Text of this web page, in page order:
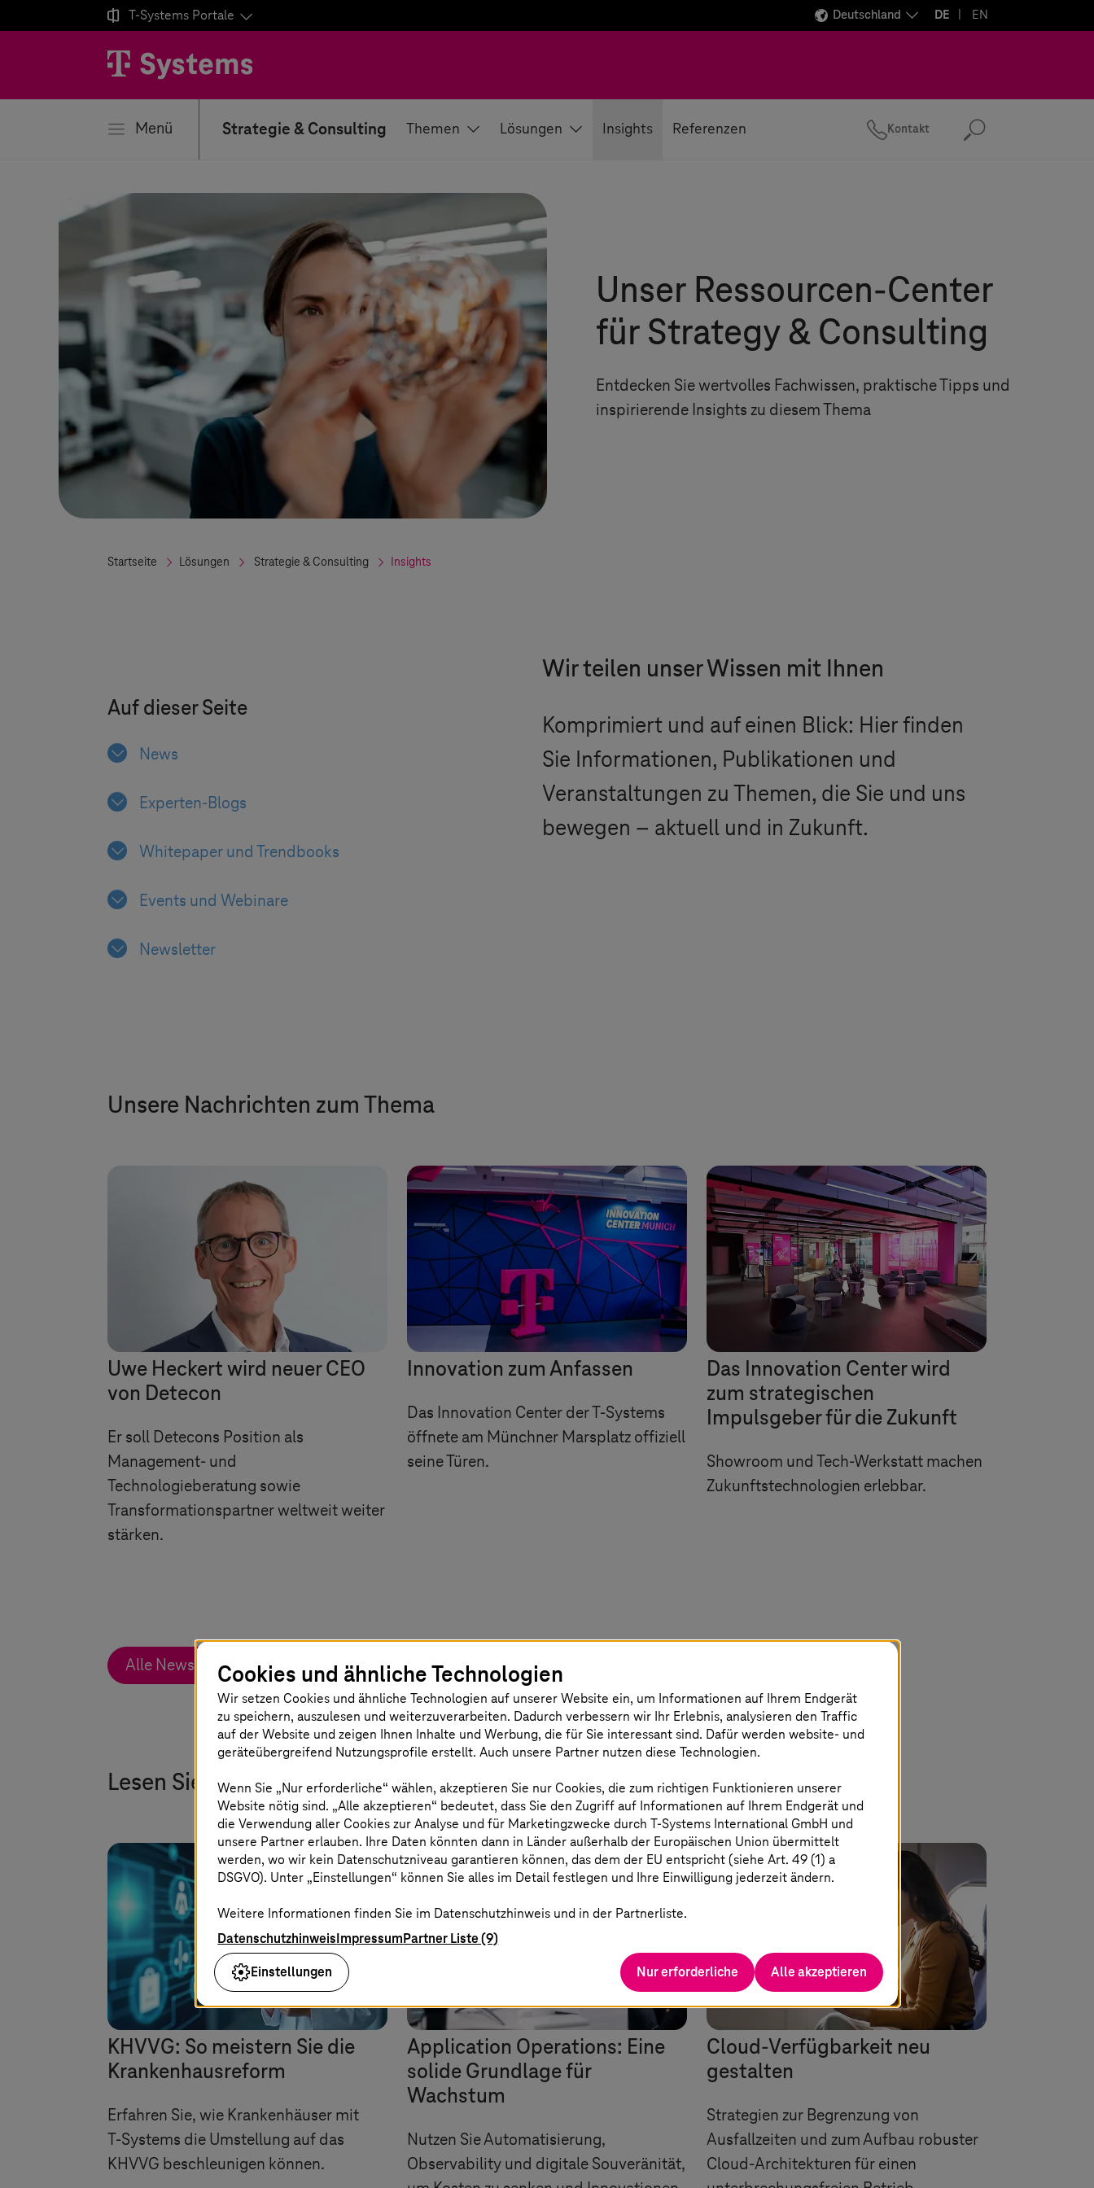
 T-Systems Portale Deutschland DE EN
Menü Strategie & Consulting Themen Lösungen Insights Referenzen Kontakt Suchen
Unser Ressourcen-Center
für Strategy & Consulting
Entdecken Sie wertvolles Fachwissen, praktische Tipps und
inspirierende Insights zu diesem Thema
Startseite Lösungen Strategie & Consulting Insights
Auf dieser Seite
News
Experten-Blogs
Whitepaper und Trendbooks
Events und Webinare
Newsletter
Wir teilen unser Wissen mit Ihnen
Komprimiert und auf einen Blick: Hier finden
Sie Informationen, Publikationen und
Veranstaltungen zu Themen, die Sie und uns
bewegen – aktuell und in Zukunft.
Unsere Nachrichten zum Thema
Uwe Heckert wird neuer CEO
von Detecon
Er soll Detecons Position als
Management- und
Technologieberatung sowie
Transformationspartner weltweit weiter
stärken.
Innovation zum Anfassen
Das Innovation Center derT-Systems
öffnete am Münchner Marsplatz offiziell
seine Türen.
Das Innovation Center wird
zum strategischen
Impulsgeber für die Zukunft
Showroom und Tech-Werkstatt machen
Zukunftstechnologien erlebbar.
Alle News zu diesem Thema
Lesen Sie die neuesten Experten-Blogs
KHVVG: So meistern Sie die
Krankenhausreform
Erfahren Sie, wie Krankenhäuser mit
T-Systems die Umstellung auf das
KHVVG beschleunigen können.
Application Operations: Eine
solide Grundlage für
Wachstum
Nutzen Sie Automatisierung,
Observability und digitale Souveränität,
Cloud-Verfügbarkeit neu
gestalten
Strategien zur Begrenzung von
Ausfallzeiten und zum Aufbau robuster
Cloud-Architekturen für einen
Cookies und ähnliche Technologien
Wir setzen Cookies und ähnliche Technologien auf unserer Website ein, um Informationen auf Ihrem Endgerät
zu speichern, auszulesen und weiterzuverarbeiten. Dadurch verbessern wir Ihr Erlebnis, analysieren den Traffic
auf der Website und zeigen Ihnen Inhalte und Werbung, die für Sie interessant sind. Dafür werden website- und
geräteübergreifend Nutzungsprofile erstellt. Auch unsere Partner nutzen diese Technologien.
Wenn Sie „Nur erforderliche“ wählen, akzeptieren Sie nur Cookies, die zum richtigen Funktionieren unserer
Website nötig sind. „Alle akzeptieren“ bedeutet, dass Sie den Zugriff auf Informationen auf Ihrem Endgerät und
die Verwendung aller Cookies zur Analyse und für Marketingzwecke durchT-Systems International GmbH und
unsere Partner erlauben. Ihre Daten könnten dann in Länder außerhalb der Europäischen Union übermittelt
werden, wo wir kein Datenschutzniveau garantieren können, das dem der EU entspricht (siehe Art. 49 (1) a
DSGVO). Unter „Einstellungen“ können Sie alles im Detail festlegen und Ihre Einwilligung jederzeit ändern.
Weitere Informationen finden Sie im Datenschutzhinweis und in der Partnerliste.
DatenschutzhinweisImpressumPartner Liste (9)
Einstellungen
Nur erforderliche Alle akzeptieren